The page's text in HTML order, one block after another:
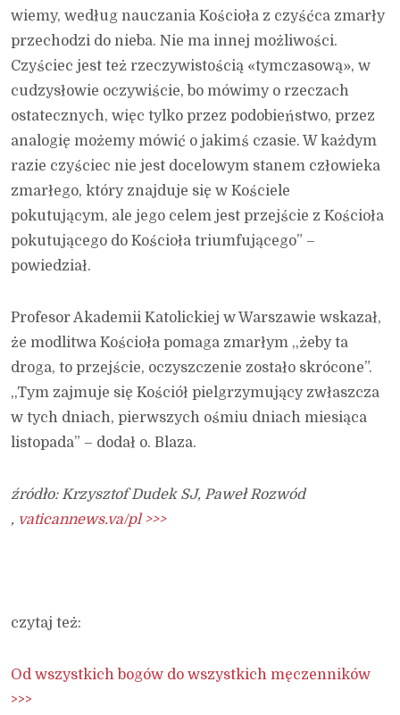
wiemy, według nauczania Kościoła z czyśćca zmarły
przechodzi do nieba. Nie ma innej możliwości.
Czyściec jest też rzeczywistością «tymczasową», w
cudzysłowie oczywiście, bo mówimy o rzeczach
ostatecznych, więc tylko przez podobieństwo, przez
analogię możemy mówić o jakimś czasie. W każdym
razie czyściec nie jest docelowym stanem człowieka
zmarłego, który znajduje się w Kościele
pokutującym, ale jego celem jest przejście z Kościoła
pokutującego do Kościoła triumfującego” –
powiedział.
Profesor Akademii Katolickiej w Warszawie wskazał,
że modlitwa Kościoła pomaga zmarłym ,,żeby ta
droga, to przejście, oczyszczenie zostało skrócone”.
,,Tym zajmuje się Kościół pielgrzymujący zwłaszcza
w tych dniach, pierwszych ośmiu dniach miesiąca
listopada” – dodał o. Blaza.
źródło: Krzysztof Dudek SJ, Paweł Rozwód
, vaticannews.va/pl >>>
czytaj też:
Od wszystkich bogów do wszystkich męczenników
>>>